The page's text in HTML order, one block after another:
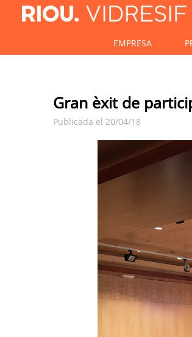
EMPRESA
Gran èxit de
Publicada el 20/04/18